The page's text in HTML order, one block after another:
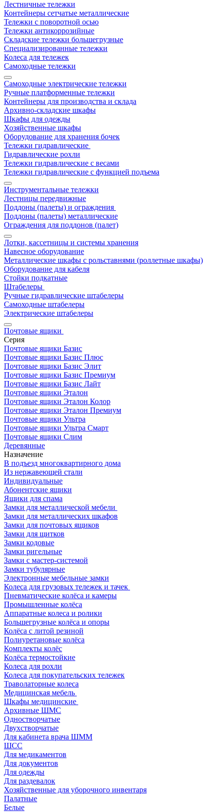
Лестничные тележки
Контейнеры сетчатые металлические
Тележки с поворотной осью
Тележки антикоррозийные
Складские тележки большегрузные
Специализированные тележки
Колеса для тележек
Самоходные тележки
Самоходные электрические тележки
Ручные платформенные тележки
Контейнеры для производства и склада
Архивно-складские шкафы
Шкафы для одежды
Хозяйственные шкафы
Оборудование для хранения бочек
Тележки гидравлические
Гидравлические рохли
Тележки гидравлические с весами
Тележки гидравлические с функцией подъема
Инструментальные тележки
Лестницы передвижные
Поддоны (палеты) и ограждения
Поддоны (палеты) металлические
Ограждения для поддонов (палет)
Лотки, кассетницы и системы хранения
Навесное оборудование
Металлические шкафы с рольставнями (роллетные шкафы)
Оборудование для кабеля
Стойки подкатные
Штабелеры
Ручные гидравлические штабелеры
Самоходные штабелеры
Электрические штабелеры
Почтовые ящики
Серия
Почтовые ящики Базис
Почтовые ящики Базис Плюс
Почтовые ящики Базис Элит
Почтовые ящики Базис Премиум
Почтовые ящики Базис Лайт
Почтовые ящики Эталон
Почтовые ящики Эталон Колор
Почтовые ящики Эталон Премиум
Почтовые ящики Ультра
Почтовые ящики Ультра Смарт
Почтовые ящики Слим
Деревянные
Назначение
В подъезд многоквартирного дома
Из нержавеющей стали
Индивидуальные
Абонентские ящики
Ящики для спама
Замки для металлической мебели
Замки для металлических шкафов
Замки для почтовых ящиков
Замки для щитков
Замки кодовые
Замки ригельные
Замки с мастер-системой
Замки тубулярные
Электронные мебельные замки
Колеса для грузовых тележек и тачек
Пневматические колёса и камеры
Промышленные колёса
Аппаратные колеса и ролики
Большегрузные колёса и опоры
Колёса с литой резиной
Полиуретановые колёса
Комплекты колёс
Колёса термостойкие
Колеса для рохли
Колеса для покупательских тележек
Траволаторные колеса
Медицинская мебель
Шкафы медицинские
Архивные ШМС
Одностворчатые
Двухстворчатые
Для кабинета врача ШММ
ШСС
Для медикаментов
Для документов
Для одежды
Для раздевалок
Хозяйственные для уборочного инвентаря
Палатные
Белые